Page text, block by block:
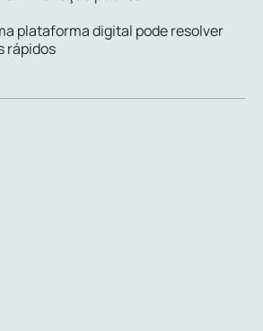
plataforma digital pode resolver
rápidos